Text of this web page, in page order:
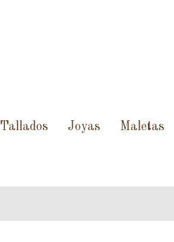
Tallados Joyas Maletas